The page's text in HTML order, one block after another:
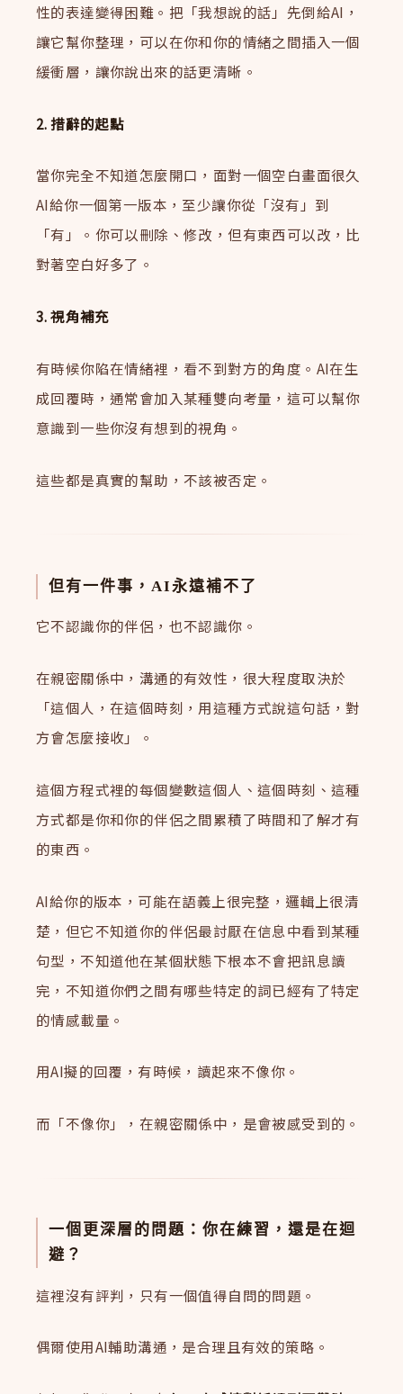
性的表達變得困難。把「我想說的話」先倒給AI，
讓它幫你整理，可以在你和你的情緒之間插入一個
緩衝層，讓你說出來的話更清晰。
2. 措辭的起點
當你完全不知道怎麼開口，面對一個空白畫面很久
AI給你一個第一版本，至少讓你從「沒有」到
「有」。你可以刪除、修改，但有東西可以改，比
對著空白好多了。
3. 視角補充
有時候你陷在情緒裡，看不到對方的角度。AI在生
成回覆時，通常會加入某種雙向考量，這可以幫你
意識到一些你沒有想到的視角。
這些都是真實的幫助，不該被否定。
但有一件事，AI永遠補不了
它不認識你的伴侶，也不認識你。
在親密關係中，溝通的有效性，很大程度取決於
「這個人，在這個時刻，用這種方式說這句話，對
方會怎麼接收」。
這個方程式裡的每個變數這個人、這個時刻、這種
方式都是你和你的伴侶之間累積了時間和了解才有
的東西。
AI給你的版本，可能在語義上很完整，邏輯上很清
楚，但它不知道你的伴侶最討厭在信息中看到某種
句型，不知道他在某個狀態下根本不會把訊息讀
完，不知道你們之間有哪些特定的詞已經有了特定
的情感載量。
用AI擬的回覆，有時候，讀起來不像你。
而「不像你」，在親密關係中，是會被感受到的。
一個更深層的問題：你在練習，還是在迴
避？
這裡沒有評判，只有一個值得自問的問題。
偶爾使用AI輔助溝通，是合理且有效的策略。